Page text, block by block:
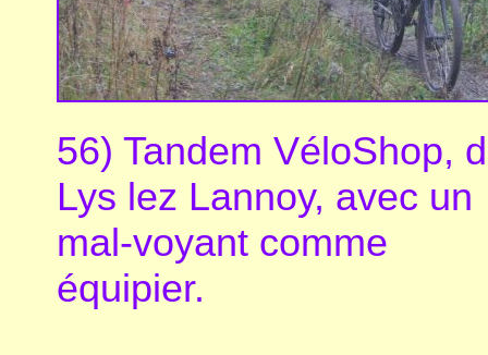
56) Tandem VéloShop,
Lys lez Lannoy, avec un
mal-voyant comme
équipier.